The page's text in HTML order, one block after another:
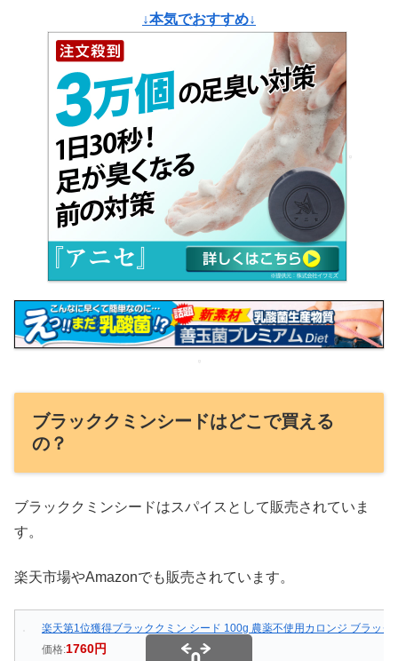
↓本気でおすすめ↓
ブラッククミンシードはどこで買える
の？
ブラッククミンシードはスパイスとして販売されていま
す。
楽天市場やAmazonでも販売されています。
楽天第1位獲得ブラッククミン シード 100g 農薬不使用カロンジ ブラッ
価格:1760円